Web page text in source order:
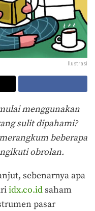
Ilustrasi
menggunakan
sulit dipahami?
beberapa
obrolan.
sebenarnya apa
idx.co.idsaham
pasar